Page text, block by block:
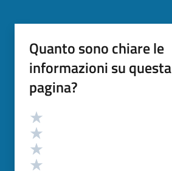
Quanto sono chiare le
informazioni su questa
pagina?
Valutazione